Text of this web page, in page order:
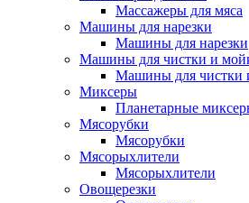
Массажеры для мяса
Машины для нарезки
Машины для нарезки
Машины для чистки и
Машины для чистки
Миксеры
Планетарные
Мясорубки
Мясорубки
Мясорыхлители
Мясорыхлители
Овощерезки